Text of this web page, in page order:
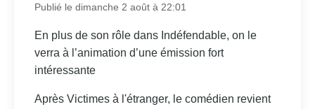
Publié le dimanche 2 août à 22:01
En plus de son rôle dans Indéfendable, on le
verra à l’animation d’une émission fort
intéressante
Après Victimes à l'étranger, le comédien revient